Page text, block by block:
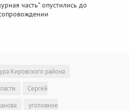
часть" опустились до
Кировского района
Сергей
уголовное